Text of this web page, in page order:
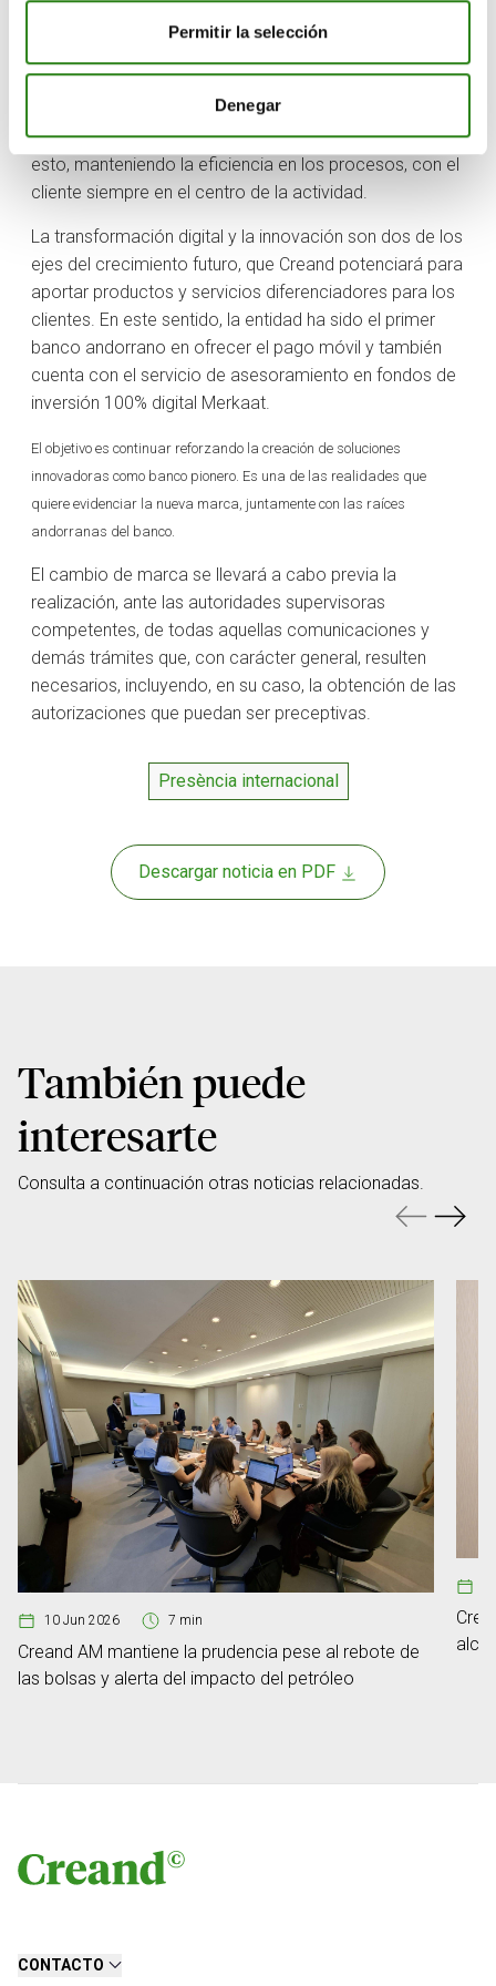
Permitir la selección
Denegar
y la rentabilidad de todas las áreas de negocio, 2) la
para mejorar la excelencia en el servicio al cliente, y 3)
la especialización en productos y servicios que
incrementen la diferenciación y el valor añadido. Todo
esto, manteniendo la eficiencia en los procesos, con el
cliente siempre en el centro de la actividad.
La transformación digital y la innovación son dos de los
ejes del crecimiento futuro, que Creand potenciará para
aportar productos y servicios diferenciadores para los
clientes. En este sentido, la entidad ha sido el primer
banco andorrano en ofrecer el pago móvil y también
cuenta con el servicio de asesoramiento en fondos de
inversión 100% digital Merkaat.
El objetivo es continuar reforzando la creación de soluciones
innovadoras como banco pionero. Es una de las realidades que
quiere evidenciar la nueva marca, juntamente con las raíces
andorranas del banco.
El cambio de marca se llevará a cabo previa la
realización, ante las autoridades supervisoras
competentes, de todas aquellas comunicaciones y
demás trámites que, con carácter general, resulten
necesarios, incluyendo, en su caso, la obtención de las
autorizaciones que puedan ser preceptivas.
Presència internacional
Descargar noticia en PDF
También puede
interesarte
Consulta a continuación otras noticias relacionadas.
10 Jun 2026 7 min
Creand AM mantiene la prudencia pese al rebote de
las bolsas y alerta del impacto del petróleo
CONTACTO